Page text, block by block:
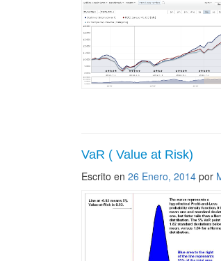
VaR ( Value at Risk)
Escrito en 26 Enero, 2014 por